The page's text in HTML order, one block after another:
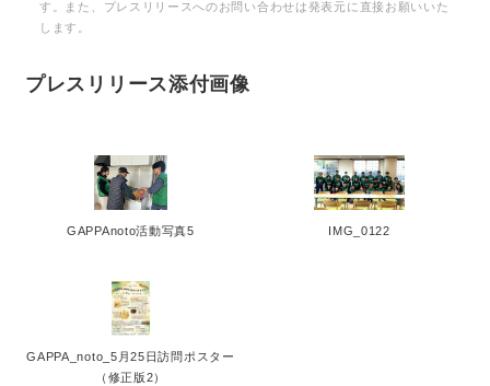
す。また、プレスリリースへのお問い合わせは発表元に直接お願いいた
します。
プレスリリース添付画像
GAPPAnoto活動写真5 IMG_0122
GAPPA_noto_5月25日訪問ポスター
（修正版2）
English